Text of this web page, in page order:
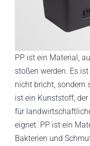
PP ist ein Material,
stoßen werden. Es
nicht bricht, sondern
ist ein Kunststoff,
für
eignet. PP ist ein
Bakterien und